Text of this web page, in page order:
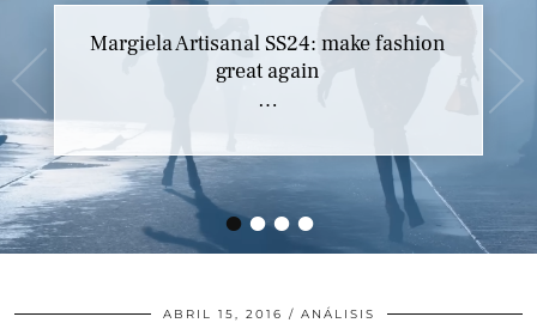
••••
Margiela Artisanal SS24: make fashion
great again
…
Marc Jacobs SS23 y el buscar confort en
nuestros héroes
…
ABRIL 15, 2016 ANÁLISIS